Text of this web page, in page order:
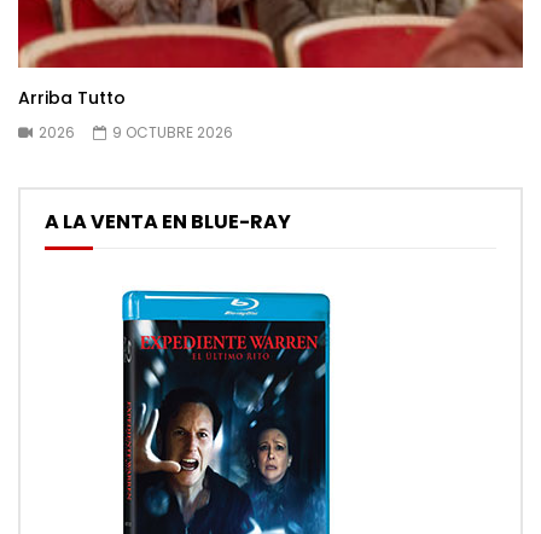
Arriba Tutto
2026 9 OCTUBRE 2026
A LA VENTA EN BLUE-RAY